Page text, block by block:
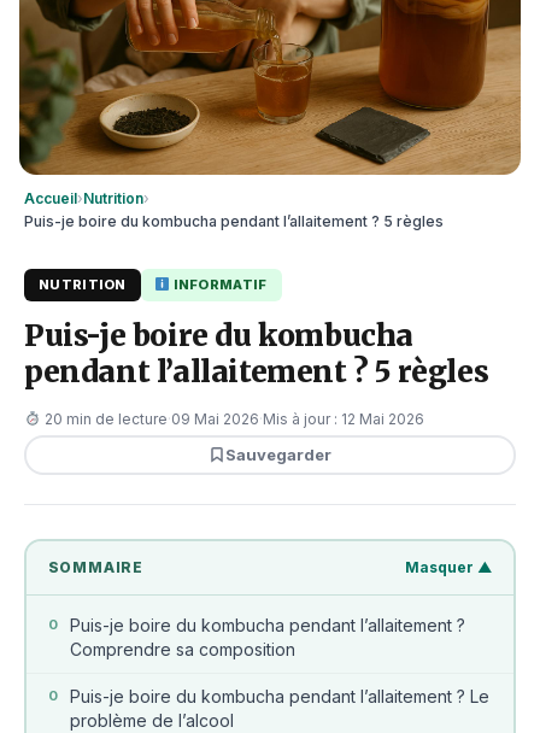
Accueil›Nutrition›
Puis-je boire du kombucha pendant l’allaitement ? 5 règles
NUTRITION INFORMATIF
Puis-je boire du kombucha
pendant l’allaitement ? 5 règles
20 min de lecture·09 Mai 2026·Mis à jour : 12 Mai 2026
Sauvegarder
SOMMAIRE Masquer ▲
0
Puis-je boire du kombucha pendant l’allaitement ?
Comprendre sa composition
0
Puis-je boire du kombucha pendant l’allaitement ? Le
problème de l’alcool